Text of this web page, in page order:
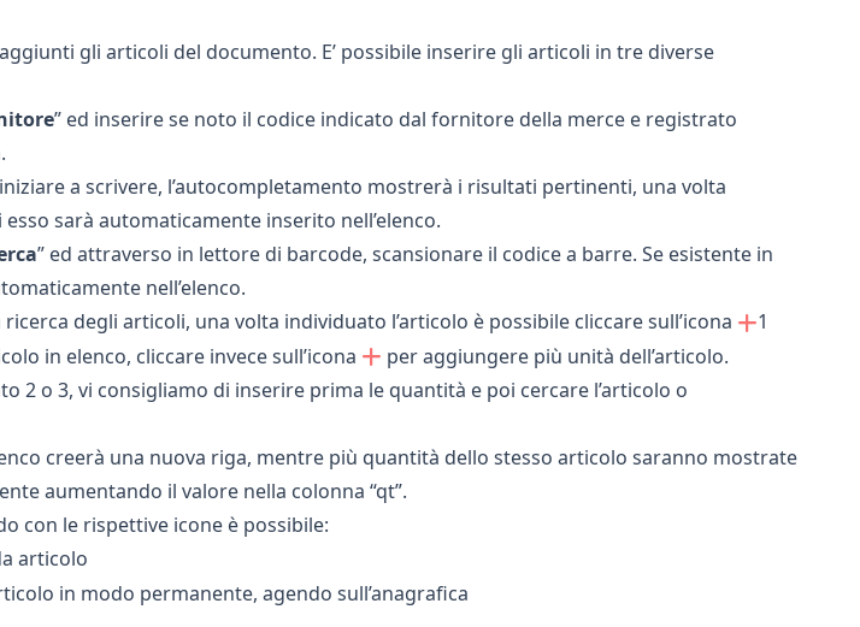
gli articoli del documento. E’ possibile inserire gli articoli in tre diverse
” ed inserire se noto il codice indicato dal fornitore della merce e registrato
a scrivere, l’autocompletamento mostrerà i risultati pertinenti, una volta
sarà automaticamente inserito nell’elenco.
” ed attraverso in lettore di barcode, scansionare il codice a barre. Se esistente in
nell’elenco.
ricerca degli articoli, una volta individuato l’articolo è possibile cliccare sull’icona
1
in elenco, cliccare invece sull’icona
per aggiungere più unità dell’articolo.
2 o 3, vi consigliamo di inserire prima le quantità e poi cercare l’articolo o
creerà una nuova riga, mentre più quantità dello stesso articolo saranno mostrate
aumentando il valore nella colonna “qt”.
con le rispettive icone è possibile:
articolo
in modo permanente, agendo sull’anagrafica